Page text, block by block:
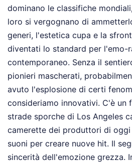
dominano le classifiche
loro si vergognano di
generi, l'estetica cupa e la
diventati lo standard per l'emo-
contemporaneo. Senza il
pionieri mascherati,
avuto l'esplosione di certi
consideriamo innovativi. C'è un
strade sporche di Los Angeles
camerette dei produttori di oggi
suoni per creare nuove hit. Il
sincerità dell'emozione grezza.